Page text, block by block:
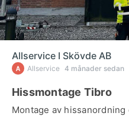
Allservice I Skövde AB
Allservice 4 månader sedan
Hissmontage Tibro
Montage av